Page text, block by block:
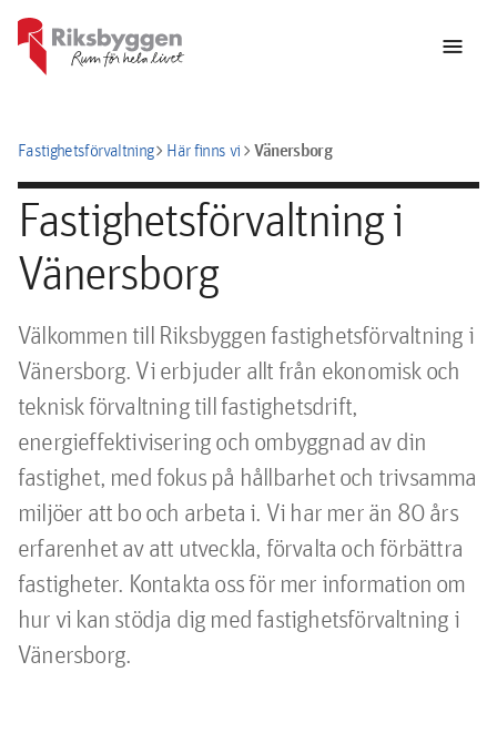
menu
Fastighetsförvaltningchevron_rightHär finns vichevron_rightVänersborg
Fastighetsförvaltning i
Vänersborg
Välkommen till Riksbyggen fastighetsförvaltning i
Vänersborg. Vi erbjuder allt från ekonomisk och
teknisk förvaltning till fastighetsdrift,
energieffektivisering och ombyggnad av din
fastighet, med fokus på hållbarhet och trivsamma
miljöer att bo och arbeta i. Vi har mer än 80 års
erfarenhet av att utveckla, förvalta och förbättra
fastigheter. Kontakta oss för mer information om
hur vi kan stödja dig med fastighetsförvaltning i
Vänersborg.